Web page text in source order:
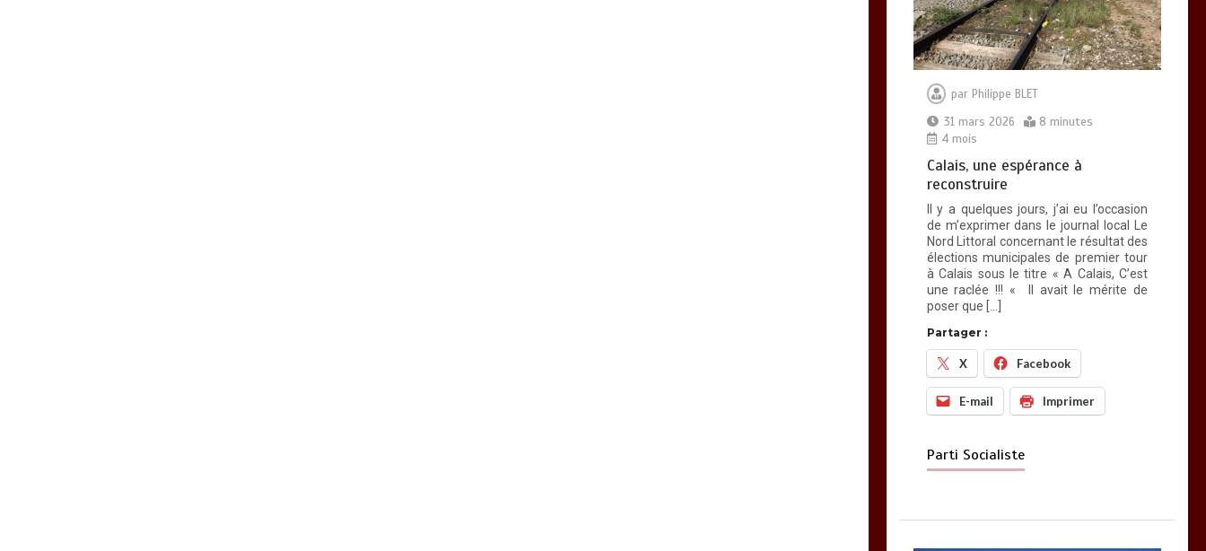
par Philippe BLET
31 mars 2026
8 minutes
4 mois
Calais, une espérance à
reconstruire
Il y a quelques jours, j’ai eu l’occasion
de m’exprimer dans le journal local Le
Nord Littoral concernant le résultat des
élections municipales de premier tour
à Calais sous le titre « A Calais, C’est
une raclée !!! « Il avait le mérite de
poser que […]
Partager :
X Facebook
E-mail Imprimer
Parti Socialiste